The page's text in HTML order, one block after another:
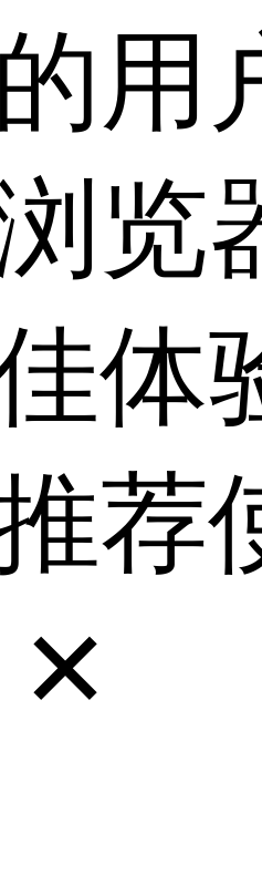
用
览
体
荐
✕